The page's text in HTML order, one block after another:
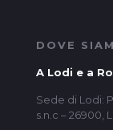
DOVE
A Lodi e a
Sede di Lodi:
s.n.c – 26900,